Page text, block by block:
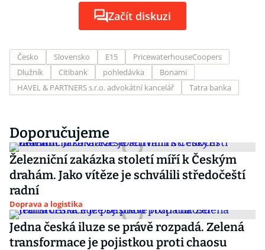
Začít diskuzi
Česko Slovensko E15
PricewaterhouseCoopers
Dlužník
Citibank pohledávka
Bonami
HAVEL & PARTNERS s.r.o. advokátní kancelář
Tatra banka
Doporučujeme
Železniční zakázka století míří k Českým
drahám. Jako vítěze je schválili středočeští
radní
Doprava a logistika
Jedna česká iluze se právě rozpadá. Zelená
transformace je pojistkou proti chaosu